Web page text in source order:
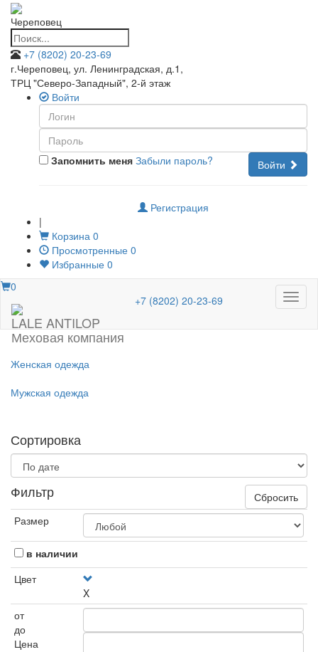
Череповец
+7 (8202) 20-23-69
г.Череповец, ул. Ленинградская, д.1 ,
ТРЦ "Северо-Западный", 2-й этаж
Войти
Запомнить меня Войти
Забыли пароль?
Регистрация
|
Корзина 0
Просмотренные 0
Избранные 0
Меню
0
LALE ANTILOP
Меховая компания
+7 (8202) 20-23-69
Женская одежда
Мужская одежда
Сортировка
Фильтр
Сбросить
Размер
в наличии
Цвет
X
от
до
Цена